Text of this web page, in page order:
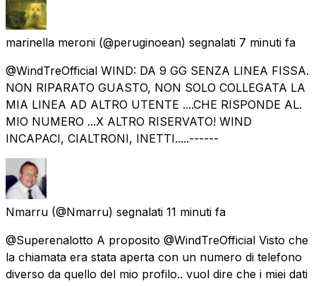
marinella meroni (@peruginoean) segnalati 7 minuti fa
@WindTreOfficial WIND: DA 9 GG SENZA LINEA FISSA.
NON RIPARATO GUASTO, NON SOLO COLLEGATA LA
MIA LINEA AD ALTRO UTENTE ....CHE RISPONDE AL.
MIO NUMERO ...X ALTRO RISERVATO! WIND
INCAPACI, CIALTRONI, INETTI.....------
Nmarru (@Nmarru) segnalati 11 minuti fa
@Superenalotto A proposito @WindTreOfficial Visto che
la chiamata era stata aperta con un numero di telefono
diverso da quello del mio profilo.. vuol dire che i miei dati